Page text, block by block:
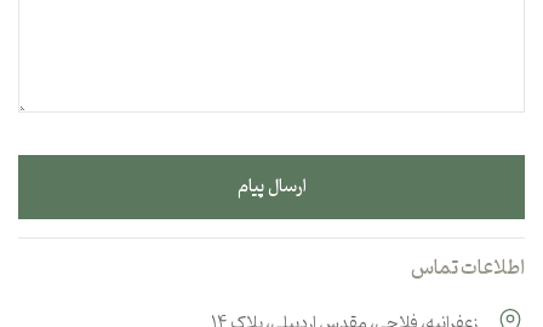
ارسال پیام
اطلاعات تماس